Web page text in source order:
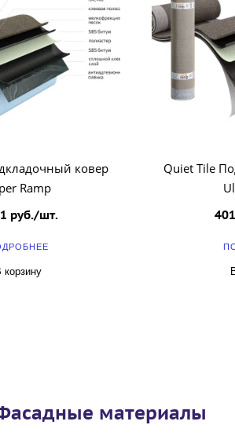
ковер
Ramp
руб./шт.
корзину
Quiet Tile
материалы